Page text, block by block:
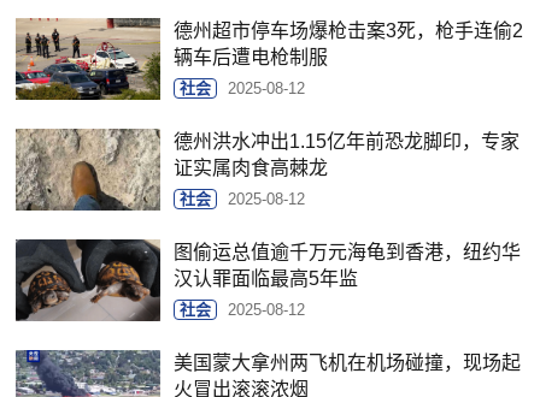
德州超市停车场爆枪击案3死，枪手连偷2
辆车后遭电枪制服
社会 2025-08-12
德州洪水冲出1.15亿年前恐龙脚印，专家
证实属肉食高棘龙
社会 2025-08-12
图偷运总值逾千万元海龟到香港，纽约华
汉认罪面临最高5年监
社会 2025-08-12
美国蒙大拿州两飞机在机场碰撞，现场起
火冒出滚滚浓烟